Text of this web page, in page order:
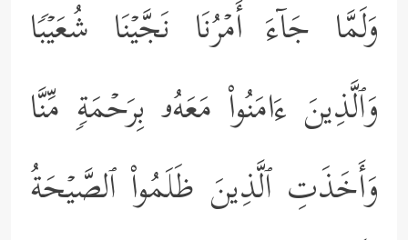
وَلَمَّا جَاۤءَ أَمۡرُنَا نَجَّیۡنَا شُعَیۡبࣰا
وَٱلَّذِینَ ءَامَنُواْ مَعَهُۥ بِرَحۡمَةࣲ مِّنَّا
وَأَخَذَتِ ٱلَّذِینَ ظَلَمُواْ ٱلصَّیۡحَةُ